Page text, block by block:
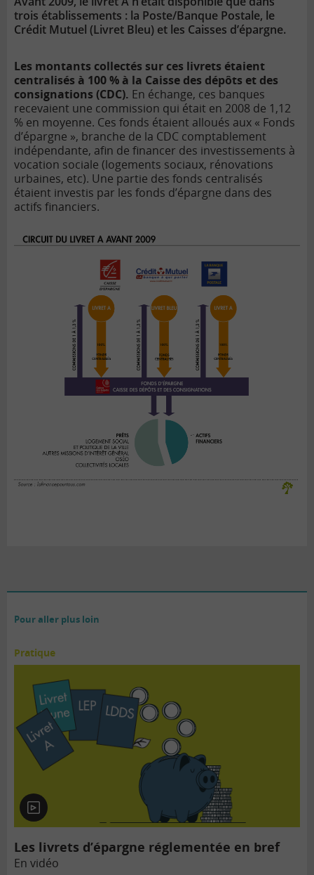
trois établissements : la Poste/Banque Postale, le
Crédit Mutuel (Livret Bleu) et les Caisses d’épargne.
Les montants collectés sur ces livrets étaient
centralisés à 100 % à la Caisse des dépôts et des
consignations (CDC). En échange, ces banques
recevaient une commission qui était en 2008 de 1,12
% en moyenne. Ces fonds étaient alloués aux « Fonds
d’épargne », branche de la CDC comptablement
indépendante, afin de financer des investissements à
vocation sociale (logements sociaux, rénovations
urbaines, etc). Une partie des fonds centralisés
étaient investis par les fonds d’épargne dans des
actifs financiers.
Pour aller plus loin
Pratique
En
vidéo
Les livrets d’épargne réglementée en bref
En vidéo